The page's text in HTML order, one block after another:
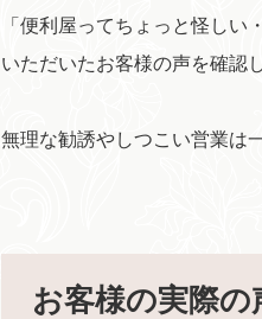
「便利屋ってちょっと怪し
いただいたお客様の声を確認
無理な勧誘やしつこい営業は
お客様の実際